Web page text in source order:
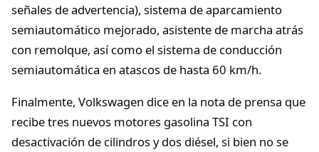
señales de advertencia), sistema de aparcamiento
semiautomático mejorado, asistente de marcha atrás
con remolque, así como el sistema de conducción
semiautomática en atascos de hasta 60 km/h.
Finalmente, Volkswagen dice en la nota de prensa que
recibe tres nuevos motores gasolina TSI con
desactivación de cilindros y dos diésel, si bien no se